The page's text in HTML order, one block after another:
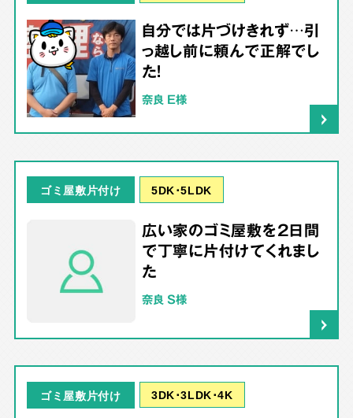
自分では片づけきれず…引
っ越し前に頼んで正解でし
た！
奈良 E様
ゴミ屋敷片付け 5DK･5LDK
広い家のゴミ屋敷を2日間
で丁寧に片付けてくれまし
た
奈良 S様
ゴミ屋敷片付け 3DK･3LDK･4K